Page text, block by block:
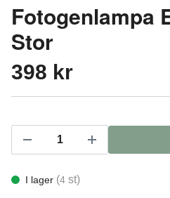
Fotogenlampa
Stor
398 kr
I lager (4 st)